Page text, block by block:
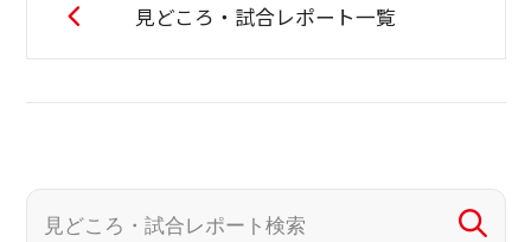
見どころ・試合レポート一覧